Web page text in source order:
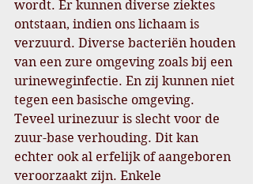
wordt. Er kunnen diverse ziektes
ontstaan, indien ons lichaam is
verzuurd. Diverse bacteriën houden
van een zure omgeving zoals bij een
urineweginfectie. En zij kunnen niet
tegen een basische omgeving.
Teveel urinezuur is slecht voor de
zuur-base verhouding. Dit kan
echter ook al erfelijk of aangeboren
veroorzaakt zijn. Enkele